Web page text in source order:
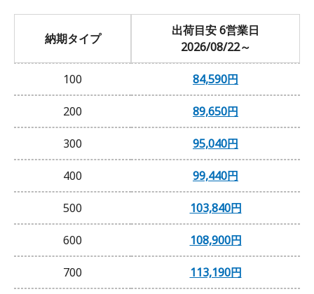
納期タイプ
出荷目安 6営業日
2026/08/22～
100 84,590円
200 89,650円
300 95,040円
400 99,440円
500 103,840円
600 108,900円
700 113,190円